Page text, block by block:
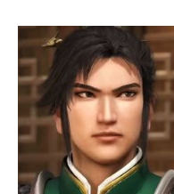
atingiu o status Gold,
oficialmente